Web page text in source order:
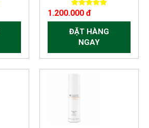
1.200.000 đ
ĐẶT HÀNG
NGAY